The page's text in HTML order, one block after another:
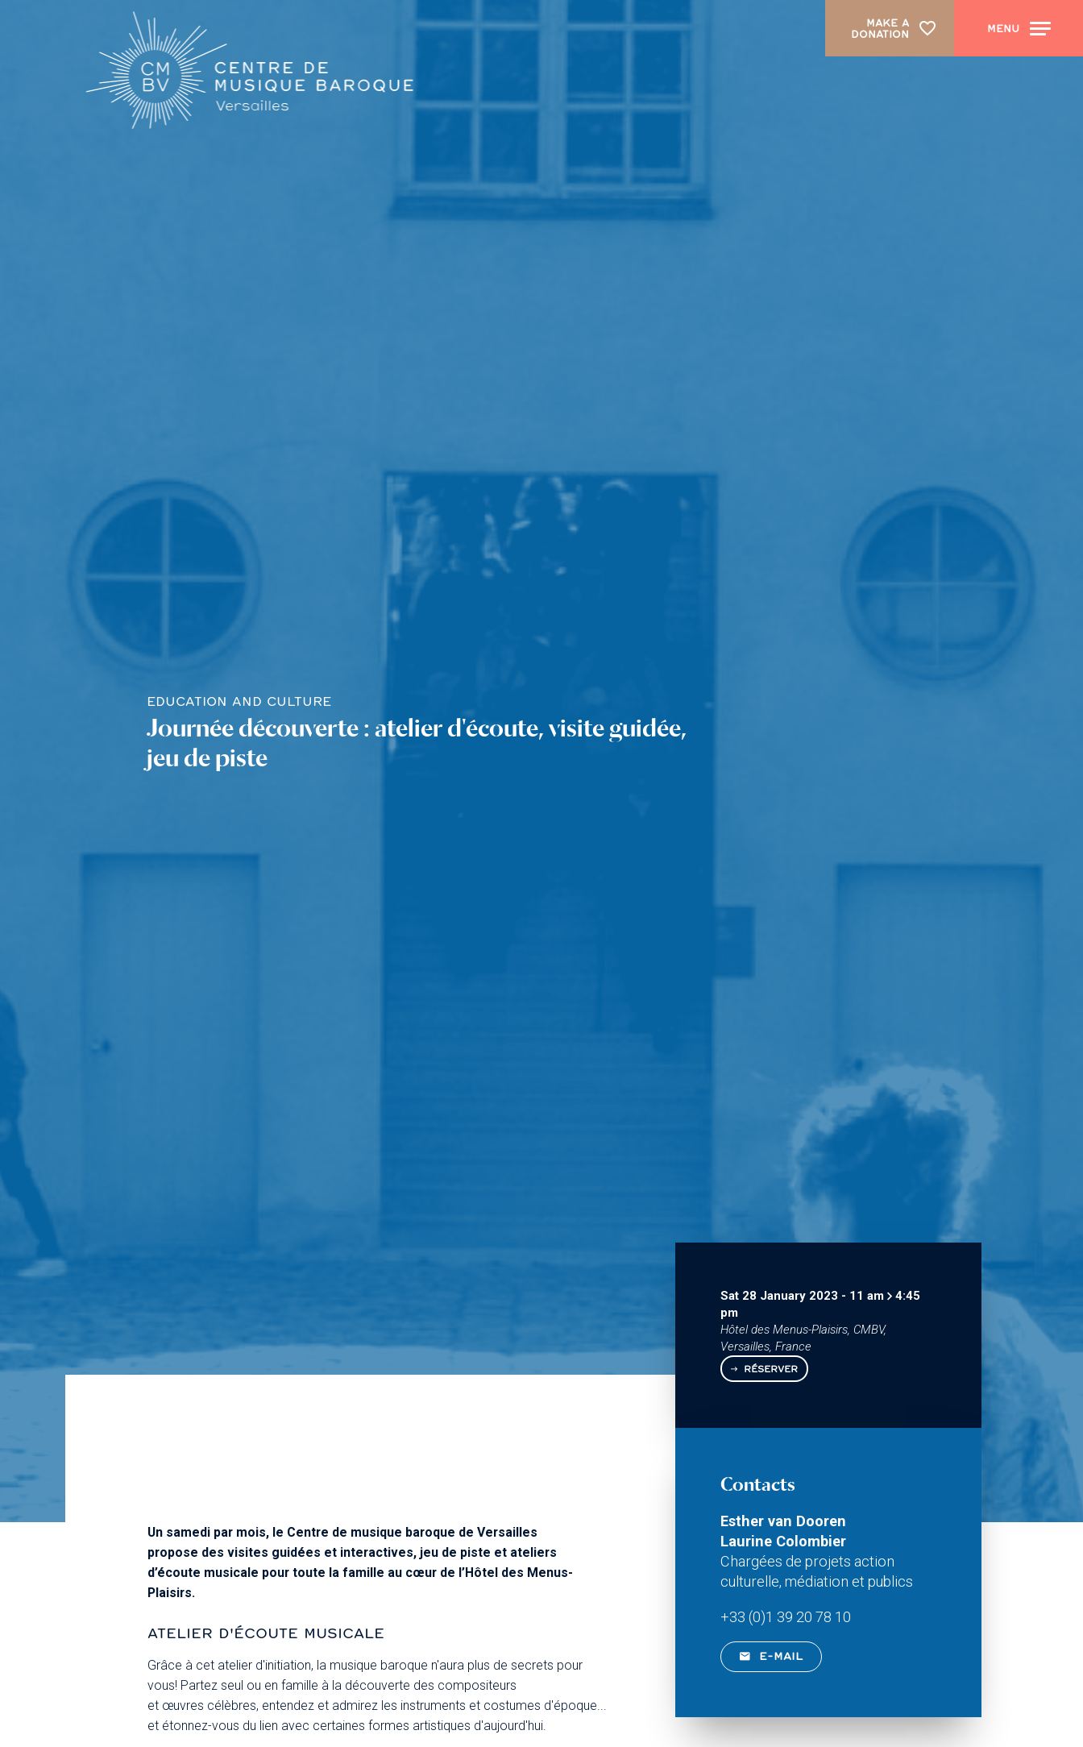
EDUCATION AND CULTURE
Journée découverte : atelier d'écoute, visite guidée,
jeu de piste
Un samedi par mois, le Centre de musique baroque de Versailles
propose des visites guidées et interactives, jeu de piste et ateliers
d’écoute musicale pour toute la famille au cœur de l’Hôtel des Menus-
Plaisirs.
ATELIER D'ÉCOUTE MUSICALE
Grâce à cet atelier d'initiation, la musique baroque n'aura plus de secrets pour
vous! Partez seul ou en famille à la découverte des compositeurs
et œuvres célèbres, entendez et admirez les instruments et costumes d'époque...
et étonnez-vous du lien avec certaines formes artistiques d'aujourd'hui.
Sat 28 January 2023 - 11am
4:45
pm
Hôtel des Menus-Plaisirs, CMBV,
Versailles, France
RÉSERVER
Contacts
Esther van Dooren
Laurine Colombier
Chargées de projets action
culturelle, médiation et publics
+33 (0)1 39 20 78 10
E-MAIL
MAKE A
DONATION
MENU